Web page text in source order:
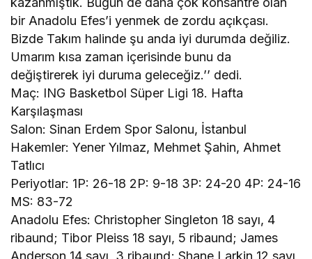
bir Anadolu Efes’i yenmek de zordu açıkçası.
Bizde Takım halinde şu anda iyi durumda değiliz.
Umarım kısa zaman içerisinde bunu da
değiştirerek iyi duruma geleceğiz.’’ dedi.
Maç: ING Basketbol Süper Ligi 18. Hafta
Karşılaşması
Salon: Sinan Erdem Spor Salonu, İstanbul
Hakemler: Yener Yılmaz, Mehmet Şahin, Ahmet
Tatlıcı
Periyotlar: 1P: 26-18 2P: 9-18 3P: 24-20 4P: 24-16
MS: 83-72
Anadolu Efes: Christopher Singleton 18 sayı, 4
ribaund; Tibor Pleiss 18 sayı, 5 ribaund; James
Anderson 14 sayı, 3 ribaund; Shane Larkin 12 sayı,